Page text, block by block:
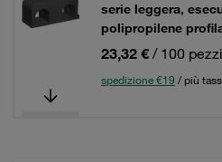
serie leggera,
polipropilene
23,32 € / 100 pezzi
spedizione €19 / più